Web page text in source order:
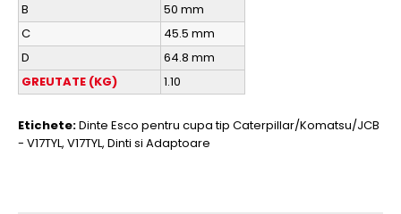
B
50 mm
C
45.5 mm
D
64.8 mm
GREUTATE (KG)
1.10
Etichete:Dinte Esco pentru cupa tip Caterpillar/Komatsu/JCB
- V17TYL, V17TYL, Dinti si Adaptoare